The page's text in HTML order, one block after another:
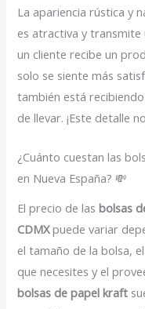
La apariencia rústica y
es atractiva y transmite
un cliente recibe un
solo se siente más
también está
de llevar. ¡Este detalle
¿Cuánto cuestan las
en Nueva España? 💸
El precio de lasbolsas
CDMXpuede variar
el tamaño de la bolsa,
que necesites y el
bolsas de papel kraft